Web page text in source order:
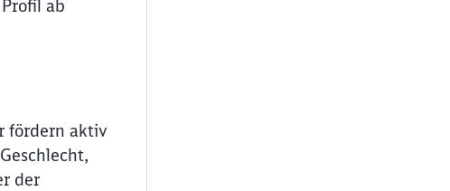
ab
fördern aktiv
der